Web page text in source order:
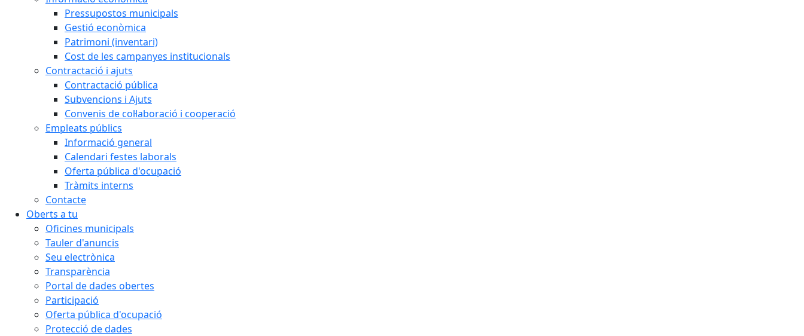
Pressupostos municipals
Gestió econòmica
Patrimoni (inventari)
Cost de les campanyes institucionals
Contractació i ajuts
Contractació pública
Subvencions i Ajuts
Convenis de col·laboració i cooperació
Empleats públics
Informació general
Calendari festes laborals
Oferta pública d'ocupació
Tràmits interns
Contacte
Oberts a tu
Oficines municipals
Tauler d'anuncis
Seu electrònica
Transparència
Portal de dades obertes
Participació
Oferta pública d'ocupació
Protecció de dades